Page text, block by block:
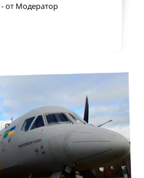
- от Модератор